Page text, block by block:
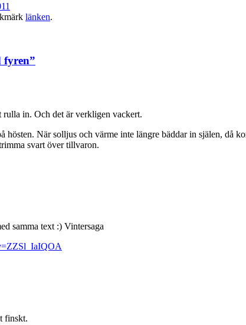
länken.
fyren”
in. Och det är verkligen vackert.
När solljus och värme inte längre bäddar in själen, då
svart över tillvaron.
samma text :) Vintersaga
finskt.